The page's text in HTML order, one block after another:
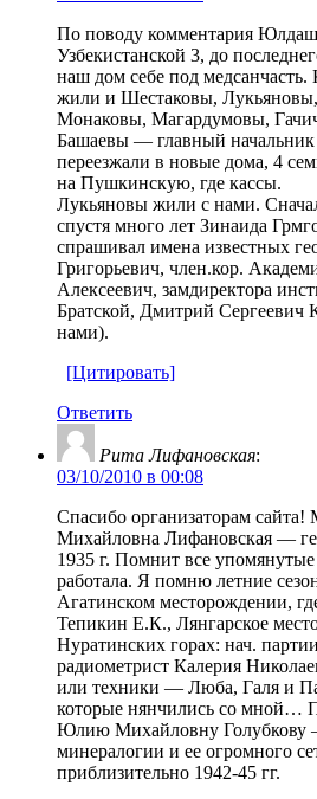
По поводу комментария
Узбекистанской 3, до
наш дом себе под
жили и Шестаковы,
Монаковы, Магардумовы,
Башаевы — главный начальник
переезжали в новые дома, 4
на Пушкинскую, где кассы.
Лукьяновы жили с нами.
спустя много лет Зинаида
спрашивал имена известных
Григорьевич, член.кор.
Алексеевич, замдиректора
Братской, Дмитрий Сергеевич
нами).
[Цитировать]
Ответить
Рита Лифановская:
03/10/2010 в 00:08
Спасибо организаторам
Михайловна Лифановская —
1935 г. Помнит все
работала. Я помню летние
Агатинском месторождении,
Тепикин Е.К., Лянгарское
Нуратинских горах: нач.
радиометрист Калерия
или техники — Люба, Галя и
которые нянчились со мной…
Юлию Михайловну Голубкову
минералогии и ее огромного
приблизительно 1942-45 гг.